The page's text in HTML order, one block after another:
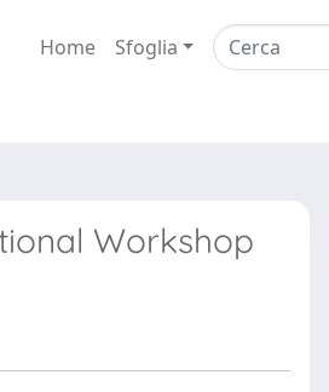
Home Sfoglia
Workshop